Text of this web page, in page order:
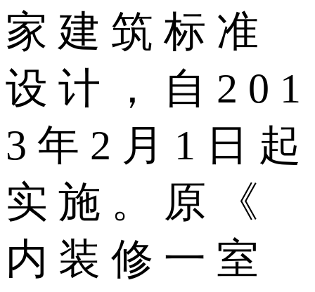
家 建 筑 标 准
设 计 ， 自 2 0 1
3 年 2 月 1 日 起
实 施 。 原 《
内 装 修 一 室